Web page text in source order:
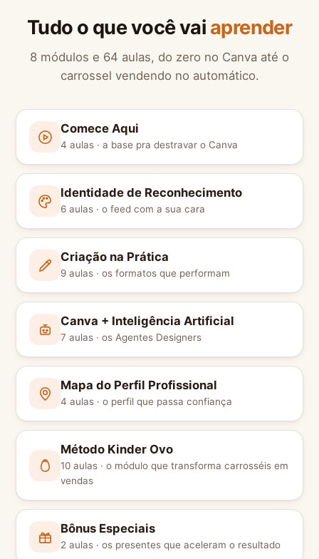
Tudo o que você vai aprender
8 módulos e 64 aulas, do zero no Canva até o
carrossel vendendo no automático.
Comece Aqui
4 aulas · a base pra destravar o Canva
Identidade de Reconhecimento
6 aulas · o feed com a sua cara
Criação na Prática
9 aulas · os formatos que performam
Canva + Inteligência Artificial
7 aulas · os Agentes Designers
Mapa do Perfil Profissional
4 aulas · o perfil que passa confiança
Método Kinder Ovo
10 aulas · o módulo que transforma carrosséis em
vendas
Bônus Especiais
2 aulas · os presentes que aceleram o resultado